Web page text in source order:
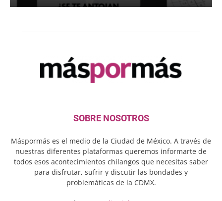
SOBRE NOSOTROS
Máspormás es el medio de la Ciudad de México. A través de
nuestras diferentes plataformas queremos informarte de
todos esos acontecimientos chilangos que necesitas saber
para disfrutar, sufrir y discutir las bondades y
problemáticas de la CDMX.